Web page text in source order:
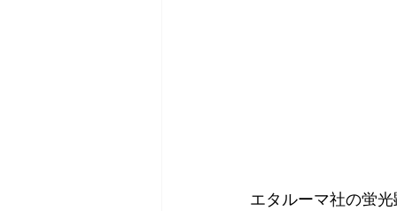
エタルーマ社の蛍